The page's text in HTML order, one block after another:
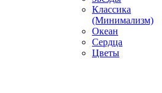
Классика
(Минимализм)
Океан
Сердца
Цветы